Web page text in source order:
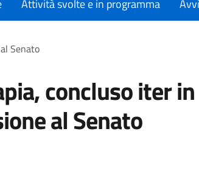
Attività svolte e in programma
Senato
concluso iter
al Senato